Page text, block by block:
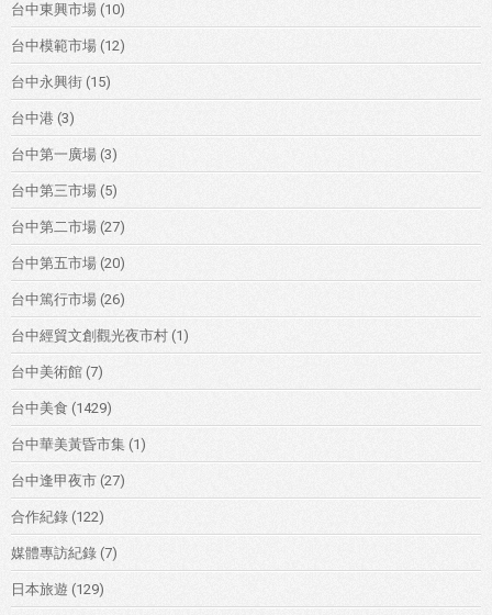
台中東興市場 (10)
台中模範市場 (12)
台中永興街 (15)
台中港 (3)
台中第一廣場 (3)
台中第三市場 (5)
台中第二市場 (27)
台中第五市場 (20)
台中篤行市場 (26)
台中經貿文創觀光夜市村 (1)
台中美術館 (7)
台中美食 (1429)
台中華美黃昏市集 (1)
台中逢甲夜市 (27)
合作紀錄 (122)
媒體專訪紀錄 (7)
日本旅遊 (129)